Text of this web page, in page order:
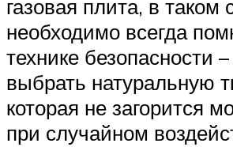
газовая плита, в таком
необходимо всегда
технике безопасности
выбрать натуральную
которая не загорится
при случайном